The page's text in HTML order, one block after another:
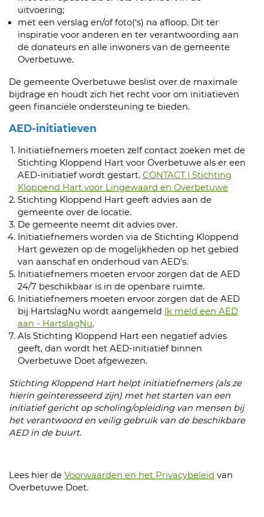
uitvoering;
met een verslag en/of foto(‘s) na afloop. Dit ter
inspiratie voor anderen en ter verantwoording aan
de donateurs en alle inwoners van de gemeente
Overbetuwe.
De gemeente Overbetuwe beslist over de maximale
bijdrage en houdt zich het recht voor om initiatieven
geen financiële ondersteuning te bieden.
AED-initiatieven
Initiatiefnemers moeten zelf contact zoeken met de
Stichting Kloppend Hart voor Overbetuwe als er een
AED-initiatief wordt gestart. CONTACT | Stichting
Kloppend Hart voor Lingewaard en Overbetuwe
Stichting Kloppend Hart geeft advies aan de
gemeente over de locatie.
De gemeente neemt dit advies over.
Initiatiefnemers worden via de Stichting Kloppend
Hart gewezen op de mogelijkheden op het gebied
van aanschaf en onderhoud van AED’s.
Initiatiefnemers moeten ervoor zorgen dat de AED
24/7 beschikbaar is in de openbare ruimte.
Initiatiefnemers moeten ervoor zorgen dat de AED
bij HartslagNu wordt aangemeld Ik meld een AED
aan - HartslagNu.
Als Stichting Kloppend Hart een negatief advies
geeft, dan wordt het AED-initiatief binnen
Overbetuwe Doet afgewezen.
Stichting Kloppend Hart helpt initiatiefnemers (als ze
hierin geïnteresseerd zijn) met het starten van een
initiatief gericht op scholing/opleiding van mensen bij
het verantwoord en veilig gebruik van de beschikbare
AED in de buurt.
Lees hier de Voorwaarden en het Privacybeleid van
Overbetuwe Doet.